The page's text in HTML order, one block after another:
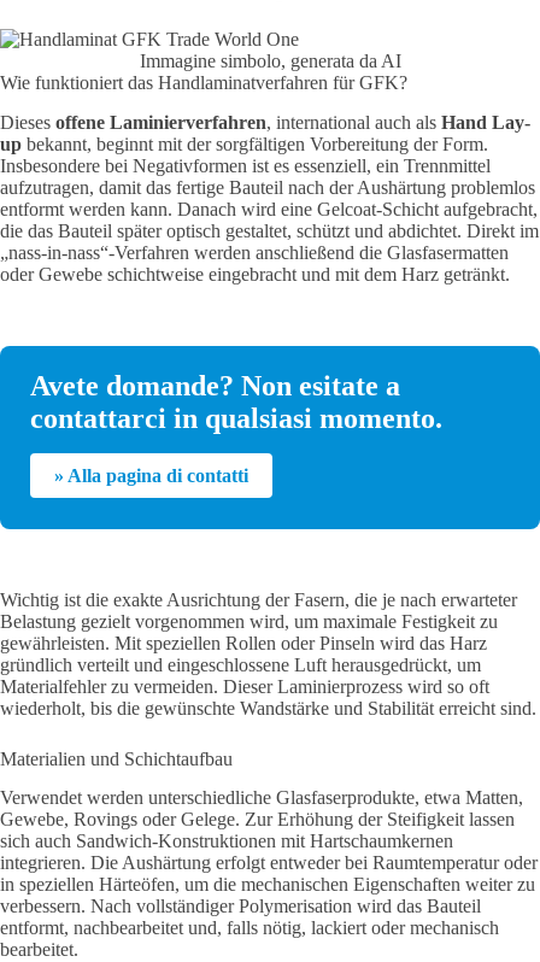
Immagine simbolo, generata da AI
Wie funktioniert das Handlaminatverfahren für GFK?
Dieses offene Laminierverfahren, international auch als Hand Lay-
up bekannt, beginnt mit der sorgfältigen Vorbereitung der Form.
Insbesondere bei Negativformen ist es essenziell, ein Trennmittel
aufzutragen, damit das fertige Bauteil nach der Aushärtung problemlos
entformt werden kann. Danach wird eine Gelcoat-Schicht aufgebracht,
die das Bauteil später optisch gestaltet, schützt und abdichtet. Direkt im
„nass-in-nass“-Verfahren werden anschließend die Glasfasermatten
oder Gewebe schichtweise eingebracht und mit dem Harz getränkt.
Avete domande? Non esitate a
contattarci in qualsiasi momento.
» Alla pagina di contatti
Wichtig ist die exakte Ausrichtung der Fasern, die je nach erwarteter
Belastung gezielt vorgenommen wird, um maximale Festigkeit zu
gewährleisten. Mit speziellen Rollen oder Pinseln wird das Harz
gründlich verteilt und eingeschlossene Luft herausgedrückt, um
Materialfehler zu vermeiden. Dieser Laminierprozess wird so oft
wiederholt, bis die gewünschte Wandstärke und Stabilität erreicht sind.
Materialien und Schichtaufbau
Verwendet werden unterschiedliche Glasfaserprodukte, etwa Matten,
Gewebe, Rovings oder Gelege. Zur Erhöhung der Steifigkeit lassen
sich auch Sandwich-Konstruktionen mit Hartschaumkernen
integrieren. Die Aushärtung erfolgt entweder bei Raumtemperatur oder
in speziellen Härteöfen, um die mechanischen Eigenschaften weiter zu
verbessern. Nach vollständiger Polymerisation wird das Bauteil
entformt, nachbearbeitet und, falls nötig, lackiert oder mechanisch
bearbeitet.